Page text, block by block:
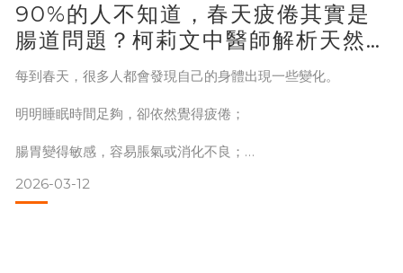
白木耳這件事，我做
90%的人不知道，春天疲倦其實是
腸道問題？柯莉文中醫師解析天然
腸道保養與春季養生方法
每到春天，很多人都會發現自己的身體出現一些變化。
明明睡眠時間足夠，卻依然覺得疲倦；
腸胃變得敏感，容易脹氣或消化不良；
甚至皮膚暗沉、過敏與鼻塞也跟著出現。
2026-03-12